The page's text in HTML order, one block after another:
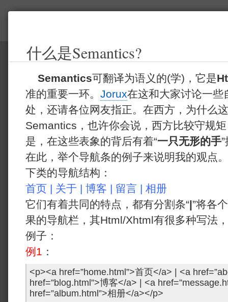
什么是Semantics?
Semantics可翻译为语义的(学)，它是
准的重要一环。 Jorux在这和大家讨论一些
处，还请各位网友指正。在西方，为什么
Semantics，也许你会说，西方比较守规
是，在这些表象的背后有着“一只无形的手
在此，举个导航条的例子来说明我的观点
下类的导航结构：
首页 | 关于 | 博客 | 留言 | 相册
它们有着共同的特点，都有分割条“|”将各
果的导航栏，其Html/Xhtml有很多种写法
例子：
例1 ：
<p><a href=”home.html”>首页</a> | <a
href=”blog.html”>博客</a> | <a
href=”album.html”>相册</a></p>